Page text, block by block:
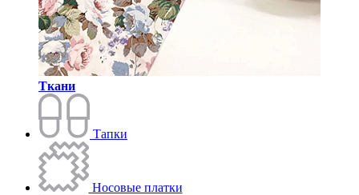
Ткани
Тапки
Носовые платки